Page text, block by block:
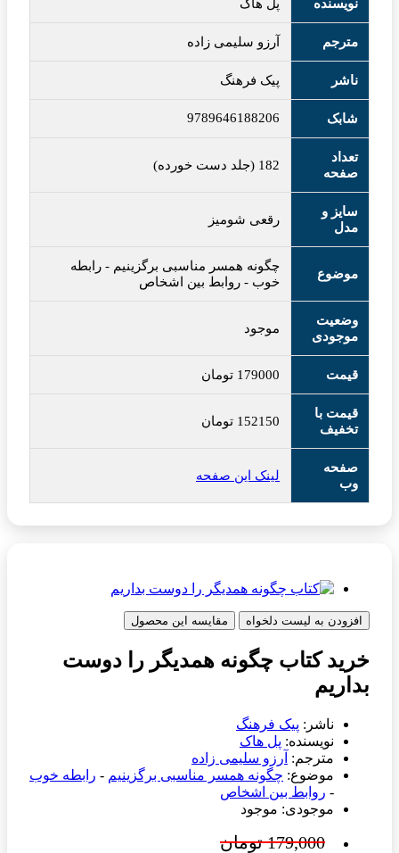
نویسنده پل هاک
مترجم آرزو سلیمی زاده
ناشر پیک فرهنگ
شابک 9789646188206
تعداد
صفحه
182 (جلد دست خورده)
سایز و
مدل
رقعی شومیز
موضوع
چگونه همسر مناسبی برگزینیم - رابطه
خوب - روابط بین اشخاص
وضعیت
موجودی
موجود
قیمت 179000 تومان
قیمت با
تخفیف
152150 تومان
صفحه
وب
لینک این صفحه
افزودن به لیست دلخواه مقایسه این محصول
خرید کتاب چگونه همدیگر را دوست
بداریم
ناشر: پیک فرهنگ
نویسنده: پل هاک
مترجم: آرزو سلیمی زاده
موضوع: چگونه همسر مناسبی برگزینیم - رابطه خوب
- روابط بین اشخاص
موجودی: موجود
179,000 تومان